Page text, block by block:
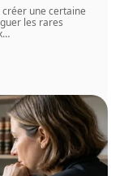
une certaine
les rares
…